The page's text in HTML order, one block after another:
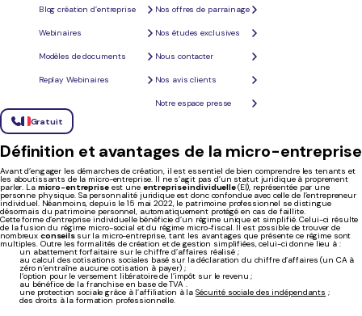
Blog création d’entreprise
Webinaires
Modèles de documents
Replay Webinaires
Nos offres de parrainage
Nos études exclusives
Nous contacter
Nos avis clients
Notre espace presse
Gratuit
Comprendre le concept de micro-
entreprise
Définition et avantages de la micro-entreprise
Avant d’engager les démarches de création, il est essentiel de bien comprendre les tenants et
les aboutissants de la micro-entreprise. Il ne s’agit pas d’un statut juridique à proprement
parler. La micro-entrepriseest une entreprise individuelle(EI), représentée par une
personne physique. Sa personnalité juridique est donc confondue avec celle de l’entrepreneur
individuel. Néanmoins, depuis le 15 mai 2022, le patrimoine professionnel se distingue
désormais du patrimoine personnel, automatiquement protégé en cas de faillite.
Cette forme d’entreprise individuelle bénéficie d’un régime unique et simplifié. Celui-ci résulte
de la fusion du régime micro-social et du régime micro-fiscal. Il est possible de trouver de
nombreux conseils sur la micro-entreprise, tant les avantages que présente ce régime sont
multiples. Outre les formalités de création et de gestion simplifiées, celui-ci donne lieu à :
un abattement forfaitaire sur le chiffre d’affaires réalisé ;
au calcul des cotisations sociales basé sur la déclaration du chiffre d’affaires (un CA à
zéro n’entraîne aucune cotisation à payer) ;
l’option pour le versement libératoire de l’impôt sur le revenu ;
au bénéfice de la franchise en base de TVA .
une protection sociale grâce à l’affiliation à laSécurité sociale des indépendants ;
des droits à la formation professionnelle.